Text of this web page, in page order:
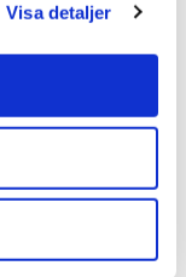
Visa detaljer